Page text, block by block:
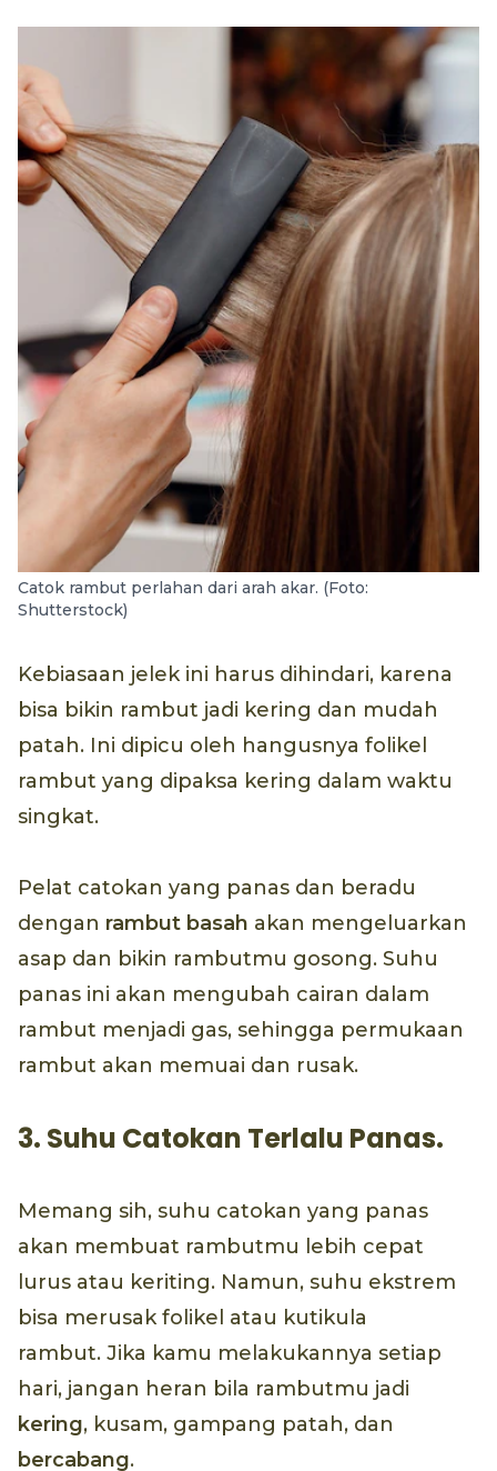
Catok rambut perlahan dari arah akar. (Foto:
Shutterstock)
Kebiasaan jelek ini harus dihindari, karena
bisa bikin rambut jadi kering dan mudah
patah. Ini dipicu oleh hangusnya folikel
rambut yang dipaksa kering dalam waktu
singkat.
Pelat catokan yang panas dan beradu
dengan rambut basah akan mengeluarkan
asap dan bikin rambutmu gosong. Suhu
panas ini akan mengubah cairan dalam
rambut menjadi gas, sehingga permukaan
rambut akan memuai dan rusak.
3. Suhu Catokan Terlalu Panas.
Memang sih, suhu catokan yang panas
akan membuat rambutmu lebih cepat
lurus atau keriting. Namun, suhu ekstrem
bisa merusak folikel atau kutikula
rambut. Jika kamu melakukannya setiap
hari, jangan heran bila rambutmu jadi
kering, kusam, gampang patah, dan
bercabang.